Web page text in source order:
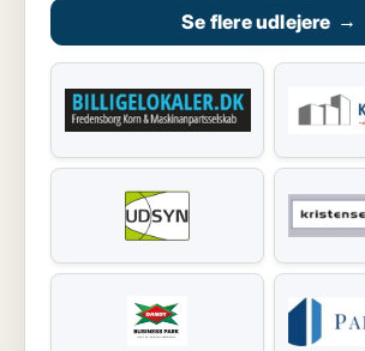
Se flere udlejere →